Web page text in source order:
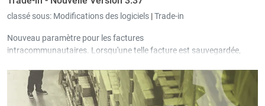
classé sous: Modifications des logiciels |Trade-in
Nouveau paramètre pour les factures
intracommunautaires. Lorsqu'une telle facture est sauvegardée,
(marchandises/services) avec la base tva la plus grande. Comme
petite aide visuelle, la colonne "TVA (standard)" a été ajoutée à la
grille de détail de l'écran de commande et de l'écran d'offre.